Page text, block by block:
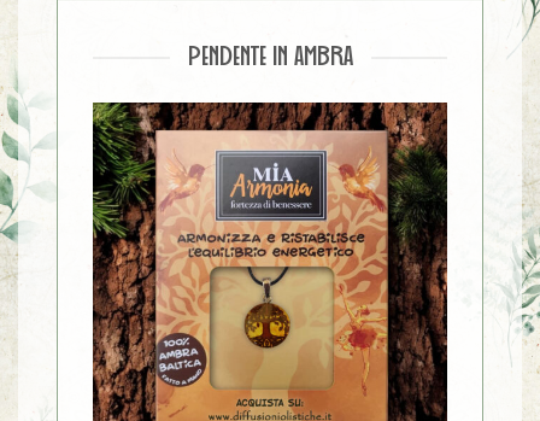
PENDENTE IN AMBRA